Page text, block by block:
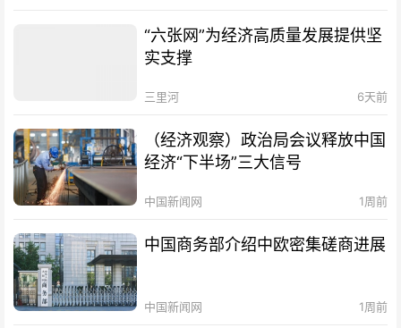
“六张网”为经济高质量发展提供坚
实支撑
三里河 6天前
（经济观察）政治局会议释放中国
经济“下半场”三大信号
中国新闻网 1周前
中国商务部介绍中欧密集磋商进展
中国新闻网 1周前